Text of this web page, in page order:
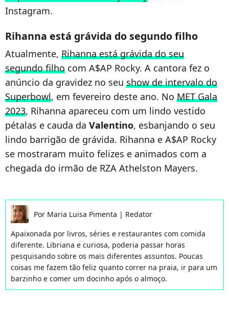
Instagram.
Rihanna está grávida do segundo filho
Atualmente, Rihanna está grávida do seu
segundo filho com A$AP Rocky. A cantora fez o
anúncio da gravidez no seu show de intervalo do
Superbowl, em fevereiro deste ano. No MET Gala
2023, Rihanna apareceu com um lindo vestido
pétalas e cauda da Valentino, esbanjando o seu
lindo barrigão de grávida. Rihanna e A$AP Rocky
se mostraram muito felizes e animados com a
chegada do irmão de RZA Athelston Mayers.
Por Maria Luisa Pimenta | Redator
Apaixonada por livros, séries e restaurantes com comida
diferente. Libriana e curiosa, poderia passar horas
pesquisando sobre os mais diferentes assuntos. Poucas
coisas me fazem tão feliz quanto correr na praia, ir para um
barzinho e comer um docinho após o almoço.